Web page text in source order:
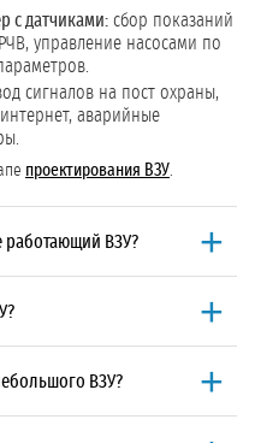
с датчиками: сбор показаний
управление насосами по
сигналов на пост охраны,
аварийные
проектирования ВЗУ.
работающий ВЗУ?
водозаборные узлы.
по модернизации. В
желаемого уровня
Базовый комплект со
диспетчеризацией от 300 000
ВЗУ?
не обязательна.